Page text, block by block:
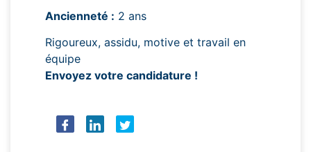
Ancienneté : 2 ans
Rigoureux, assidu, motive et travail en
équipe
Envoyez votre candidature !